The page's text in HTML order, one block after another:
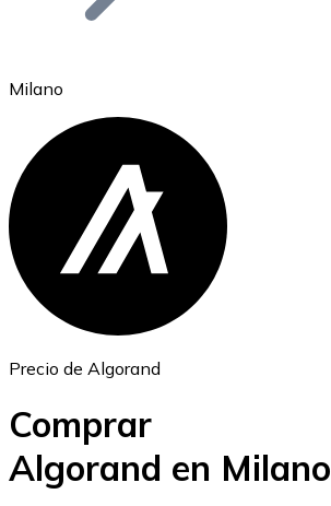
Ethereum
ETH
Milano
Precio de Algorand
Comprar
Algorand en Milano